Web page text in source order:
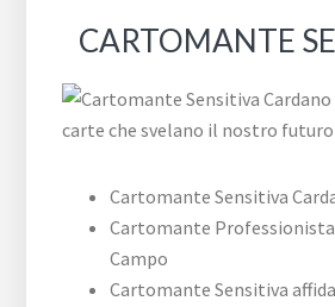
CARTOMANTE
Cartomante Sensitiva
Cartomante Professionista
Campo
Cartomante Sensitiva